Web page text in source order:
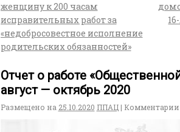
женщину к 200 часам
исправительных работ за
«недобросовестное исполнение
родительских обязанностей»
Отчет о работе
август — октябрь 2020
Размещено на 25.10.2020 ППАЦ | Комментарии